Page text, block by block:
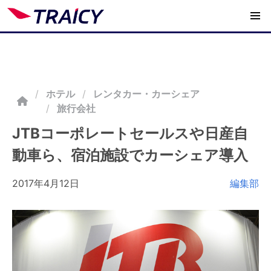
/ ホテル
レンタカー・カーシェア
旅行会社
JTBコーポレートセールスや日産自
動車ら、宿泊施設でカーシェア導入
2017年4月12日 編集部